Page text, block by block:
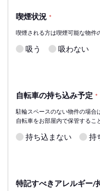
喫煙状況 *
喫煙される方は喫煙可能な物件
吸う 吸わない
自転車の持ち込み予定 *
駐輪スペースのない物件の場合
自転車をお部屋内で保管するこ
持ち込まない 持
特記すべきアレルギー/